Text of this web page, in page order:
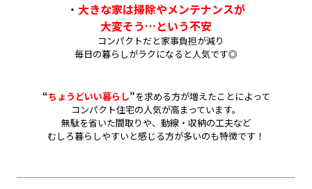
・ 大きな家は掃除やメンテナンスが
大変そう…という不安
コンパクトだと家事負担が減り
毎日の暮らしがラクになると人気です◎
“ちょうどいい暮らし”を求める方が増えたことによって
コンパクト住宅の人気が高まっています。
無駄を省いた間取りや、動線・収納の工夫など
むしろ暮らしやすいと感じる方が多いのも特徴です！